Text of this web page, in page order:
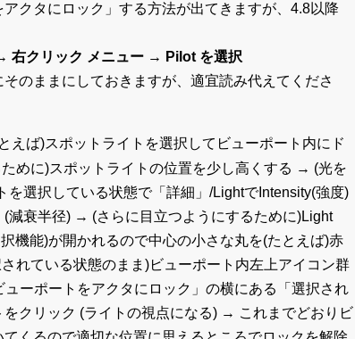
クタにロック」する方法が出てきますが、4.8以降
右クリック メニュー → Pilot を選択
のままにしておきますが、適宜読み代えてくださ
ば)スポットライトを選択してビューポート内にド
めに)スポットライトの位置を少し高くする → (光を
選択している状態で「詳細」/LightでIntensity(強度)
衰半径) → (さらに目立つようにするために)Light
機能)が開かれるので中心の小さな丸を(たとえば)赤
れている状態のまま)ビューポート内左上アイコン群
ーポートをアクタにロック」の横にある「選択され
クリック (ライトの視点になる) → これまでどおりビ